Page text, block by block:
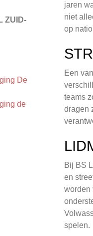
ZUID-
De
de
jaren
niet
op
Een
teams
dragen
Bij BS
en
worden
spelen.